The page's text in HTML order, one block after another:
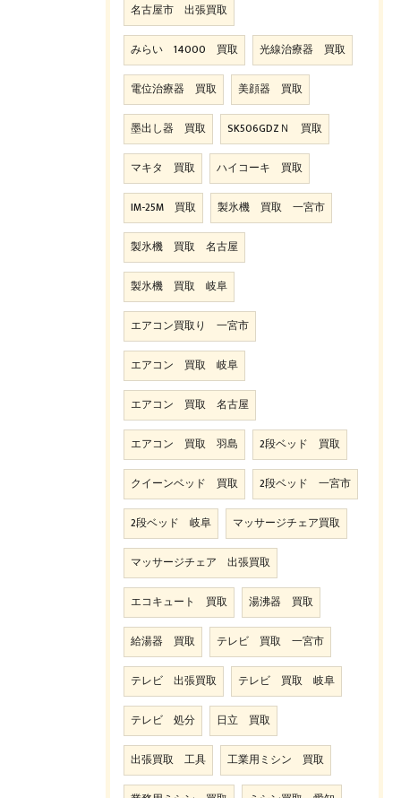
名古屋市 出張買取
みらい 14000 買取 光線治療器 買取
電位治療器 買取 美顔器 買取
墨出し器 買取 SK506GDZＮ 買取
マキタ 買取 ハイコーキ 買取
IM-25M 買取 製氷機 買取 一宮市
製氷機 買取 名古屋
製氷機 買取 岐阜
エアコン買取り 一宮市
エアコン 買取 岐阜
エアコン 買取 名古屋
エアコン 買取 羽島 2段ベッド 買取
クイーンベッド 買取 2段ベッド 一宮市
2段ベッド 岐阜 マッサージチェア買取
マッサージチェア 出張買取
エコキュート 買取 湯沸器 買取
給湯器 買取 テレビ 買取 一宮市
テレビ 出張買取 テレビ 買取 岐阜
テレビ 処分 日立 買取
出張買取 工具 工業用ミシン 買取